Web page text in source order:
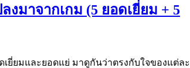
มาจากเกม (5 ยอดเยี่ยม + 5
ยี่ยมและยอดแย่ มาดูกันว่าตรงกับใจของแต่ละ